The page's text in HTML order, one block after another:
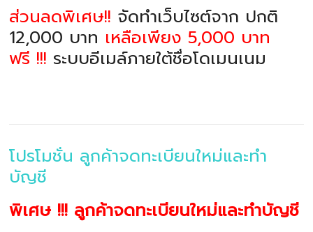
ส่วนลดพิเศษ!! จัดทำเว็บไซต์จาก ปกติ
12,000 บาท เหลือเพียง 5,000 บาท
ฟรี !!! ระบบอีเมล์ภายใต้ชื่อโดเมนเนม
โปรโมชั่น ลูกค้าจดทะเบียนใหม่และทำ
บัญชี
พิเศษ !!! ลูกค้าจดทะเบียนใหม่และทำบัญชี